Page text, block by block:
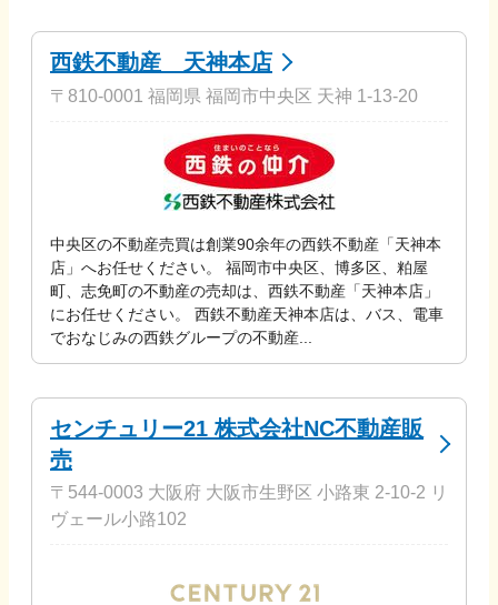
西鉄不動産 天神本店
〒810-0001 福岡県 福岡市中央区 天神 1-13-20
中央区の不動産売買は創業90余年の西鉄不動産「天神本
店」へお任せください。 福岡市中央区、博多区、粕屋
町、志免町の不動産の売却は、⻄鉄不動産「天神本店」
にお任せください。 ⻄鉄不動産天神本店は、バス、電⾞
でおなじみの⻄鉄グループの不動産...
センチュリー21 株式会社NC不動産販
売
〒544-0003 大阪府 大阪市生野区 小路東 2-10-2 リ
ヴェール小路102